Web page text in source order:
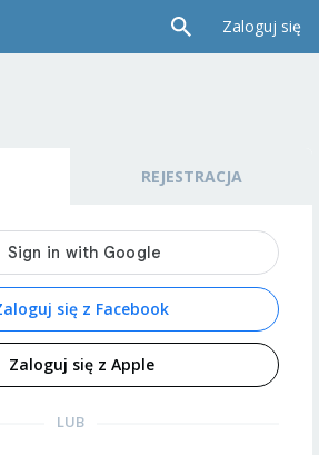
Zaloguj się
REJESTRACJA
się z Facebook
Zaloguj się z Apple
LUB